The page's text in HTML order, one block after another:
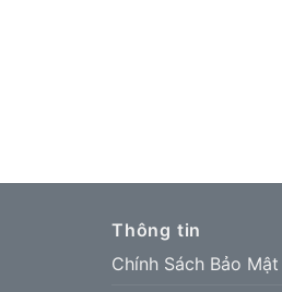
Thông tin
Chính Sách Bảo Mật